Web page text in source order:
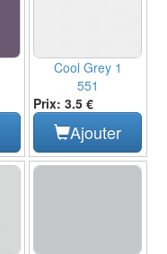
Cool Grey 1
551
Prix: 3.5 €
Ajouter